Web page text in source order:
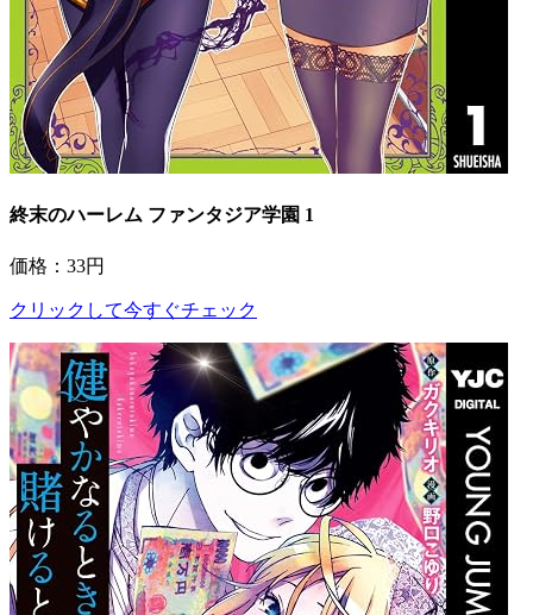
終末のハーレム ファンタジア学園 1
価格：33円
クリックして今すぐチェック